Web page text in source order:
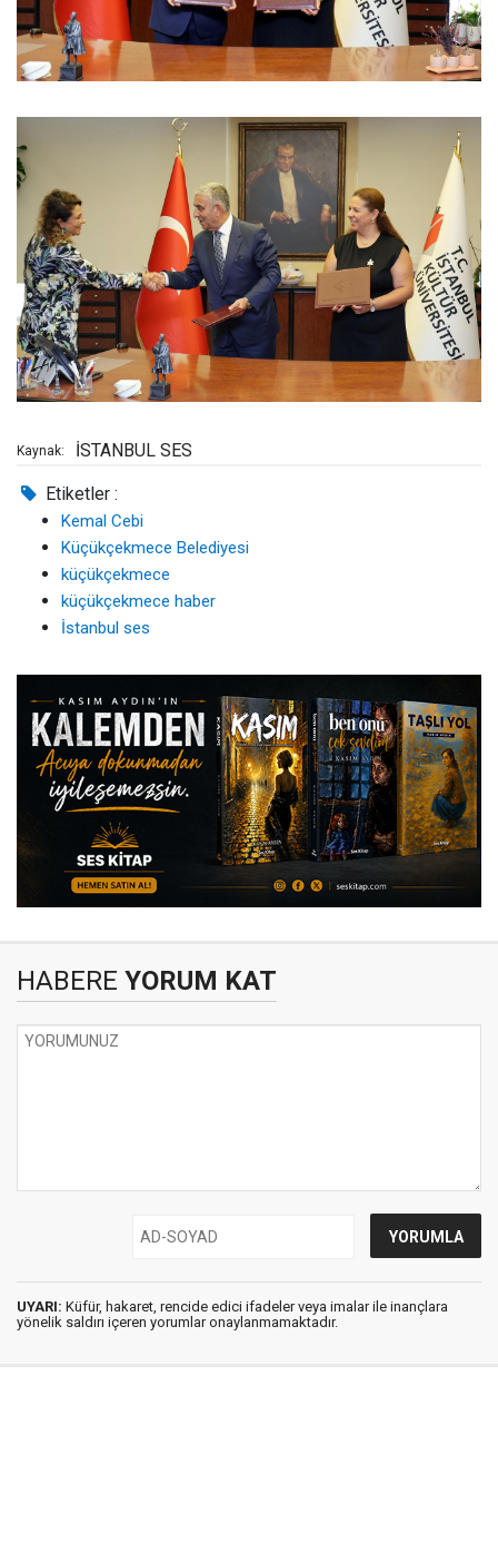
Kaynak: İSTANBUL SES
Etiketler :
Kemal Cebi
Küçükçekmece Belediyesi
küçükçekmece
küçükçekmece haber
İstanbul ses
HABERE YORUM KAT
UYARI: Küfür, hakaret, rencide edici ifadeler veya imalar ile inançlara
yönelik saldırı içeren yorumlar onaylanmamaktadır.